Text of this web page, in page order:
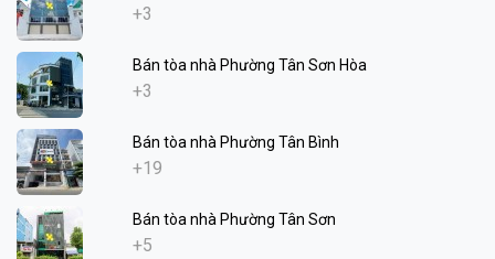
+3
Bán tòa nhà Phường Tân Sơn Hòa
+3
Bán tòa nhà Phường Tân Bình
+19
Bán tòa nhà Phường Tân Sơn
+5